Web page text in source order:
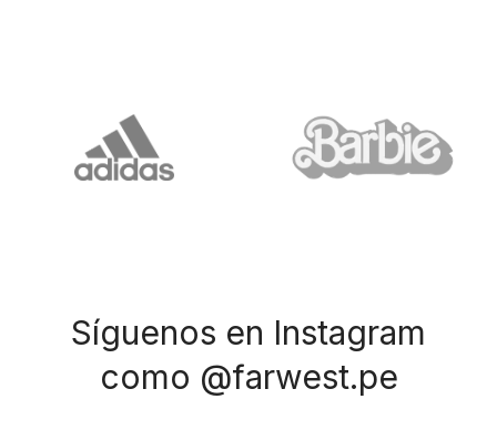
Síguenos en Instagram
como @farwest.pe